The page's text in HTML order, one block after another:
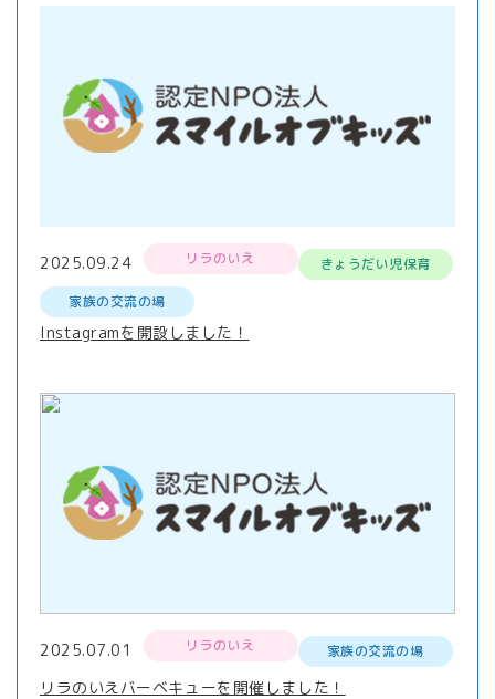
2025.09.24 リラのいえ
きょうだい児保育
家族の交流の場
Instagramを開設しました！
2025.07.01 リラのいえ 家族の交流の場
リラのいえバーベキューを開催しました！